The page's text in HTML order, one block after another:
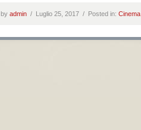
by admin / Luglio 25, 2017 / Posted in: Cinema